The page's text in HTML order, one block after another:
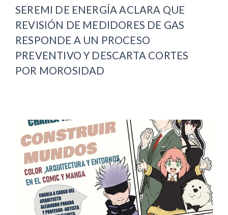
SEREMI DE ENERGÍA ACLARA QUE
REVISIÓN DE MEDIDORES DE GAS
RESPONDE A UN PROCESO
PREVENTIVO Y DESCARTA CORTES
POR MOROSIDAD